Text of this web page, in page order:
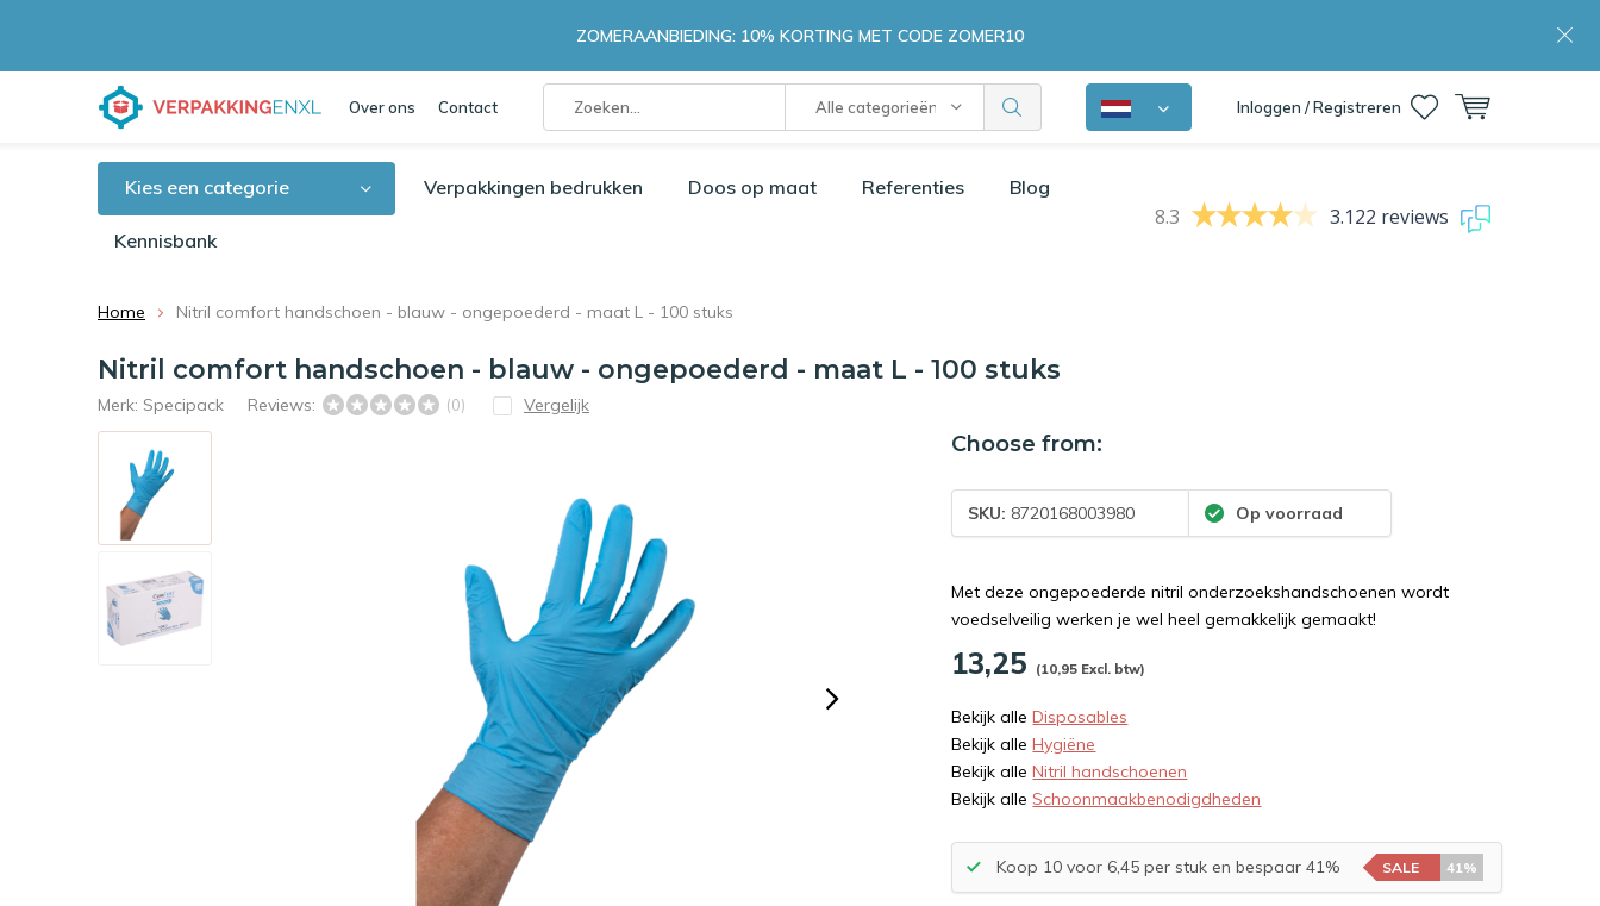
Over ons Contact Alle categorieën Inloggen / Registreren
ZOMERAANBIEDING: 10% KORTING MET CODE ZOMER10
Kies een categorie Verpakkingen bedrukken Doos op maat Referenties Blog
Kennisbank
8.3 3.122 reviews
Home Nitril comfort handschoen - blauw - ongepoederd - maat L - 100 stuks
Nitril comfort handschoen - blauw - ongepoederd - maat L - 100 stuks
Merk: Specipack Reviews: (0) Vergelijk
Choose from:
SKU: 8720168003980 Op voorraad
Met deze ongepoederde nitril onderzoekshandschoenen wordt
voedselveilig werken je wel heel gemakkelijk gemaakt!
13,25 (10,95 Excl. btw)
Bekijk alleDisposables
Bekijk alleHygiëne
Bekijk alleNitril handschoenen
Bekijk alleSchoonmaakbenodigdheden
Koop 10 voor 6,45 per stuk en bespaar 41% SALE 41%